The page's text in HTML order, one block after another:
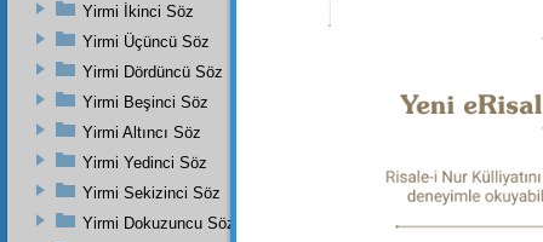
"Onlar
"Eğer
Dipnot-3
Fâtiha
Yirmi İkinci Söz
Yirmi Üçüncü Söz
Yirmi Dördüncü Söz
Yirmi Beşinci Söz
Yirmi Altıncı Söz
Yirmi Yedinci Söz
Yirmi Sekizinci Söz
Yirmi Dokuzuncu Söz